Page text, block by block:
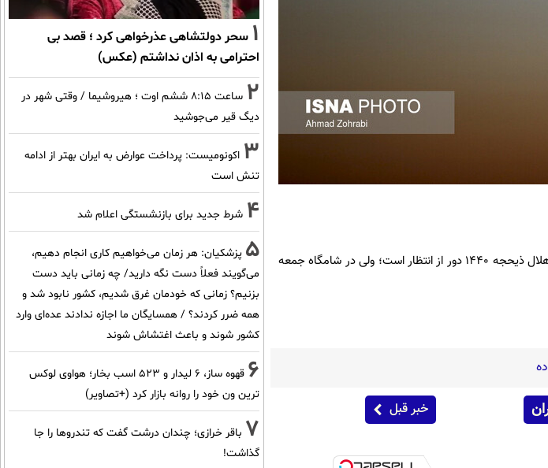
وی ادامه داد: با توجه به برخی پارامتر‌ها به‌ویژه طول کمان، مشاهده هلال ذیحجه ۱۴۴۰ دور از انتظار است؛ ولی در شامگاه جمعه
خبر قبل
1 سحر دولتشاهی عذرخواهی کرد ؛ قصد بی
احترامی به اذان نداشتم (عکس)
2
ساعت ۸:۱۵ ششم اوت ؛ هیروشیما / وقتی شهر در
دیگ قیر می‌جوشید
3 اکونومیست: پرداخت عوارض به ایران بهتر از ادامه
تنش است
4 شرط جدید برای بازنشستگی اعلام شد
5 پزشکیان: هر زمان می‌خواهیم کاری انجام دهیم،
می‌گویند فعلاً دست نگه دارید/ چه زمانی باید دست
بزنیم؟ زمانی که خودمان غرق شدیم، کشور نابود شد و
همه ضرر کردند؟ / همسایگان ما اجازه ندادند عده‌ای وارد
کشور شوند و باعث اغتشاش شوند
6
قهوه ساز، 6 لیدار و 523 اسب بخار؛ هواوی لوکس
ترین ون خود را روانه بازار کرد (+تصاویر)
7 باقر خرازی؛ چندان درشت گفت که تندروها را جا
گذاشت!